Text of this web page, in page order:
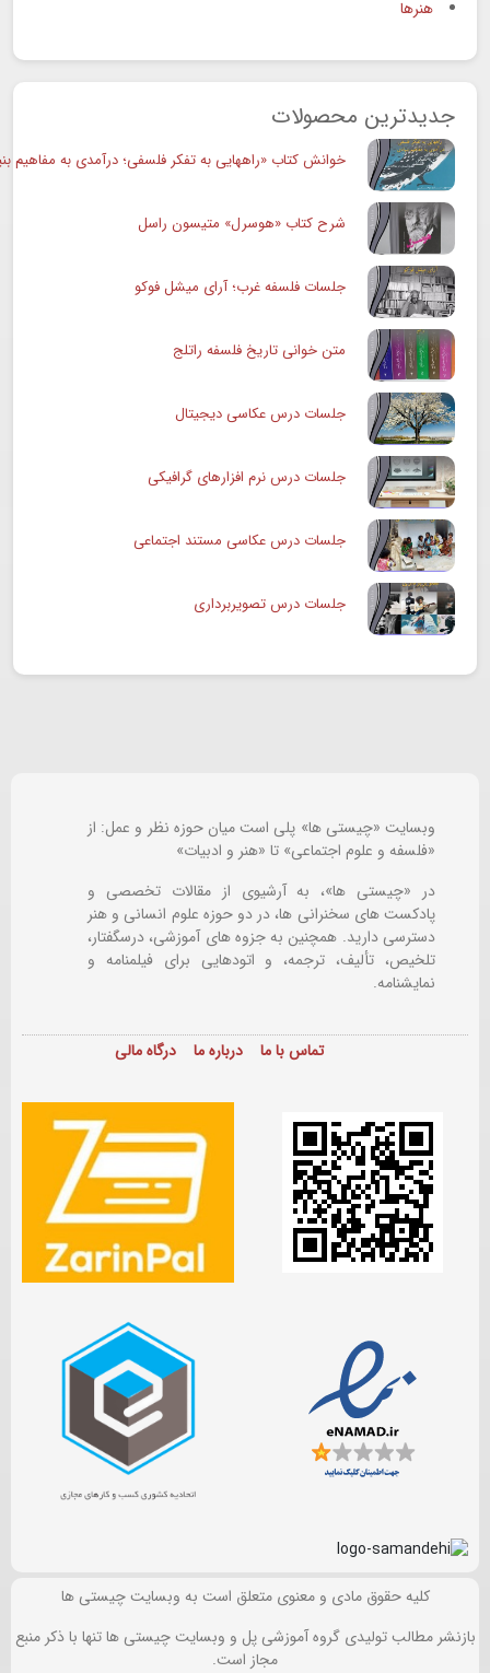
هنرها
جدیدترین محصولات
خوانش کتاب «راههایی به تفکر فلسفی؛ درآمدی به مفاهیم
شرح کتاب «هوسرل» متیسون راسل
جلسات فلسفه غرب؛ آرای میشل فوکو
متن خوانی تاریخ فلسفه راتلج
جلسات درس عکاسی دیجیتال
جلسات درس نرم افزارهای گرافیکی
جلسات درس عکاسی مستند اجتماعی
جلسات درس تصویربرداری
وبسایت «چیستی ها» پلی است میان حوزه نظر و عمل: از
«فلسفه و علوم اجتماعی» تا «هنر و ادبیات»
در «چیستی ها»، به آرشیوی از مقالات تخصصی و
پادکست های سخنرانی ها، در دو حوزه علوم انسانی و هنر
دسترسی دارید. همچنین به جزوه های آموزشی، درسگفتار،
تلخیص، تألیف، ترجمه، و اتودهایی برایفیلمنامه و
نمایشنامه.
تماس با ما درباره ما درگاه مالی
کلیه حقوق مادی و معنوی متعلق است به وبسایت چیستی ها
بازنشر مطالب تولیدی گروه آموزشی پل و وبسایت چیستی ها تنها با ذکر منبع
مجاز است.